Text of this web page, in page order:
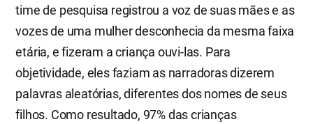
time de pesquisa registrou a voz de suas mães e as
vozes de uma mulher desconhecia da mesma faixa
etária, e fizeram a criança ouvi-las. Para
objetividade, eles faziam as narradoras dizerem
palavras aleatórias, diferentes dos nomes de seus
filhos. Como resultado, 97% das crianças